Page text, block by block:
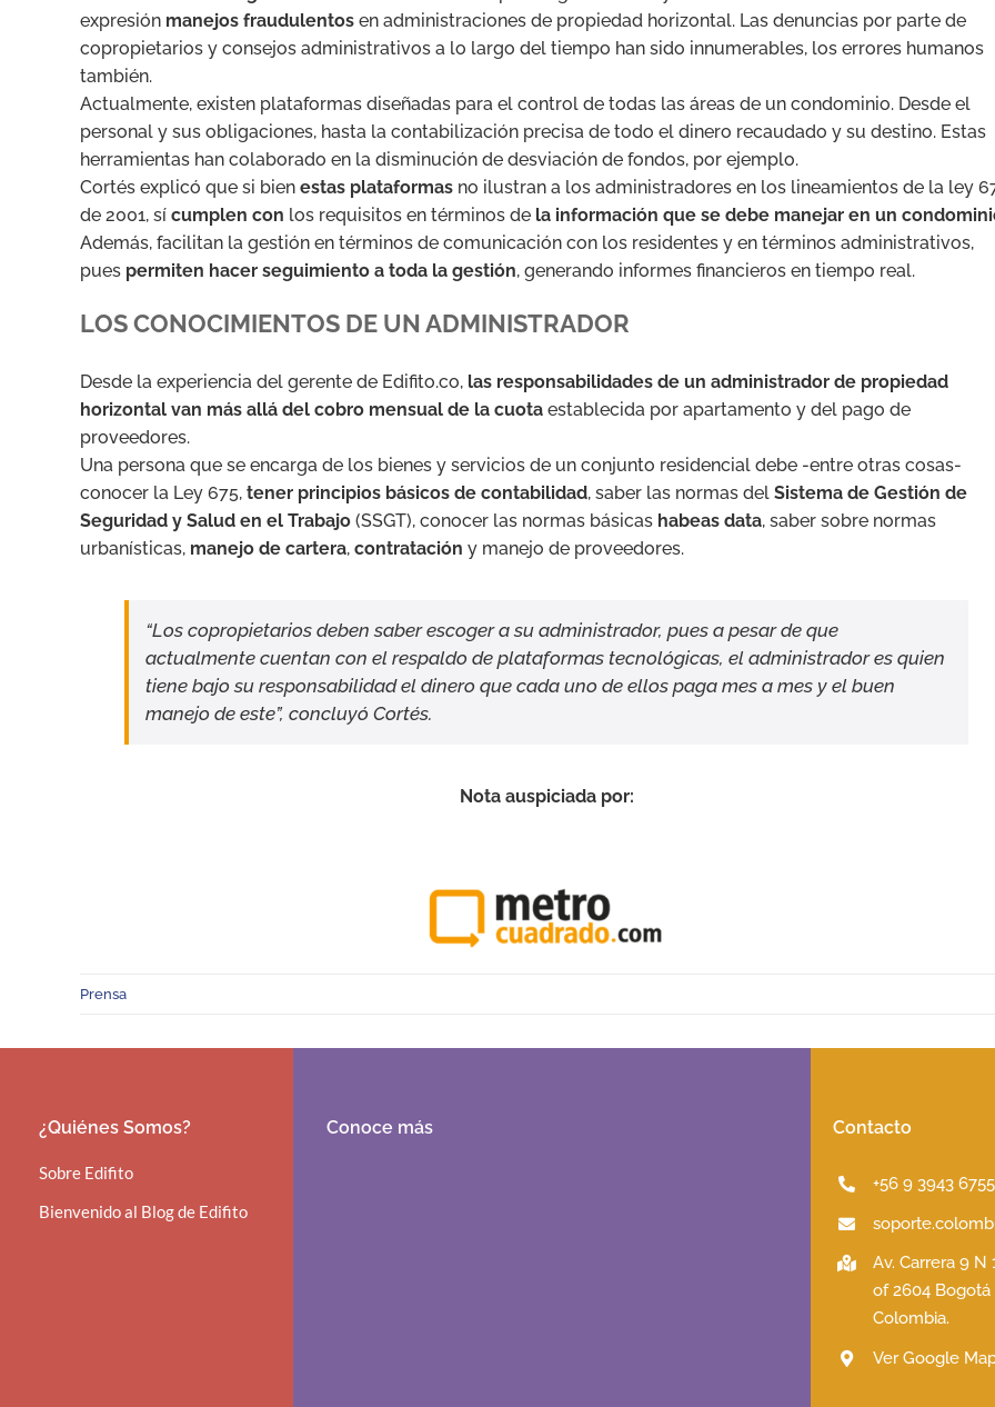
expresión manejos fraudulentos en administraciones de propiedad horizontal. Las denuncias por parte de
copropietarios y consejos administrativos a lo largo del tiempo han sido innumerables, los errores humanos
también.
Actualmente, existen plataformas diseñadas para el control de todas las áreas de un condominio. Desde el
personal y sus obligaciones, hasta la contabilización precisa de todo el dinero recaudado y su destino. Estas
herramientas han colaborado en la disminución de desviación de fondos, por ejemplo.
Cortés explicó que si bien estas plataformas no ilustran a los administradores en los lineamientos de la ley
de 2001, sí cumplen con los requisitos en términos de la información que se debe manejar en un
Además, facilitan la gestión en términos de comunicación con los residentes y en términos administrativos,
pues permiten hacer seguimiento a toda la gestión, generando informes financieros en tiempo real.
LOS CONOCIMIENTOS DE UN ADMINISTRADOR
Desde la experiencia del gerente de Edifito.co, las responsabilidades de un administrador de propiedad
horizontal van más allá del cobro mensual de la cuota establecida por apartamento y del pago de
proveedores.
Una persona que se encarga de los bienes y servicios de un conjunto residencial debe -entre otras cosas-
conocer la Ley 675, tener principios básicos de contabilidad, saber las normas del Sistema de Gestión de
Seguridad y Salud en el Trabajo (SSGT), conocer las normas básicas habeas data, saber sobre normas
urbanísticas, manejo de cartera, contratación y manejo de proveedores.
“Los copropietarios deben saber escoger a su administrador, pues a pesar de que
actualmente cuentan con el respaldo de plataformas tecnológicas, el administrador es quien
tiene bajo su responsabilidad el dinero que cada uno de ellos paga mes a mes y el buen
manejo de este”, concluyó Cortés.
Nota auspiciada por:
Prensa
¿Quiénes Somos?
Sobre Edifito
Bienvenido al Blog de Edifito
Conoce más Contacto
+56 9 3943 6755
Av. Carrera 9 N
of 2604 Bogotá
Colombia.
Ver Google